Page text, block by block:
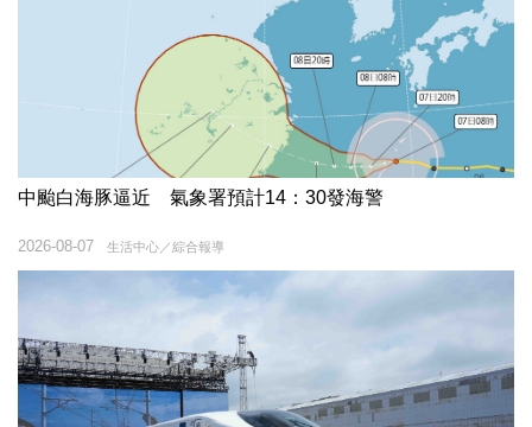
中颱白海豚逼近 氣象署預計14：30發海警
生活中心／綜合報導
2026-08-07